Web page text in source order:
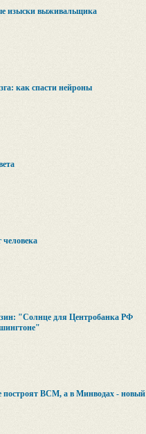
изыски выживальщика
как спасти нейроны
"Солнце для Центробанка РФ
построят ВСМ, а в Минводах - новый